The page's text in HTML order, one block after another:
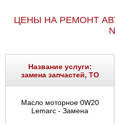
ЦЕНЫ НА РЕМОНТ
Название услуги:
замена запчастей, ТО
Масло моторное 0W20
Lemarc - Замена